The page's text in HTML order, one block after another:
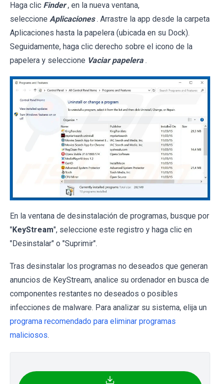
Haga clic Finder , en la nueva ventana,
seleccione Aplicaciones . Arrastre la app desde la carpeta
Aplicaciones hasta la papelera (ubicada en su Dock).
Seguidamente, haga clic derecho sobre el icono de la
papelera y seleccione Vaciar papelera .
En la ventana de desinstalación de programas, busque por
"KeyStream", seleccione este registro y haga clic en
"Desinstalar" o "Suprimir".
Tras desinstalar los programas no deseados que generan
anuncios de KeyStream, analice su ordenador en busca de
componentes restantes no deseados o posibles
infecciones de malware. Para analizar su sistema, elija un
programa recomendado para eliminar programas
maliciosos.